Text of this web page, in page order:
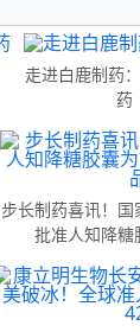
走进白鹿制药
药
步长制药喜讯！国
批准人知降糖